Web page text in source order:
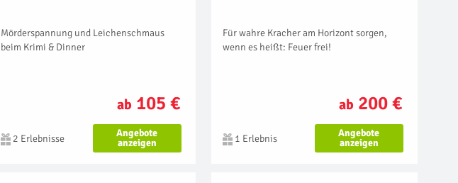
Mörderspannung und Leichenschmaus
beim Krimi & Dinner
ab 105 €
2 Erlebnisse
Angebote
anzeigen
Für wahre Kracher am Horizont sorgen,
wenn es heißt: Feuer frei!
ab 200 €
1 Erlebnis
Angebote
anzeigen